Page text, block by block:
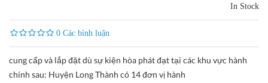
In Stock
0 Các bình luận
cung cấp và lắp đặt dù sự kiện hòa phát đạt tại các khu vực hành
chính sau: Huyện Long Thành có 14 đơn vị hành